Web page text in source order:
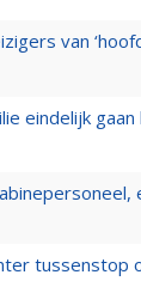
van
eindelijk gaan
tussenstop